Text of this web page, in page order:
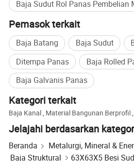
1. T: Apakah Anda adalah pabrikan
perdagangan?
J: Kami adalah perusahaan manufaktur
juta ton baja pertahun di China. Kami
pemeriksaan pabrik oleh berbagai
Baja Sudut Rol Panas Pembelian
Pemasok terkait
Baja Batang Baja Sudut
Ditempa Panas
Baja Rolled
Baja Galvanis Panas
Kategori terkait
Baja Kanal Material Bangunan Berprofil
Jelajahi berdasarkan
Beranda Metalurgi, Mineral &
Baja Struktural
63X63X5 Besi